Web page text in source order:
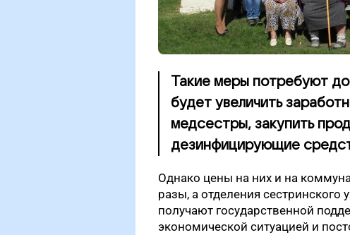
Такие меры потребуют
будет увеличить
медсестры, закупить
дезинфицирующие
Однако цены на них и на
разы, а отделения сестринского
получают государственной
экономической ситуацией и